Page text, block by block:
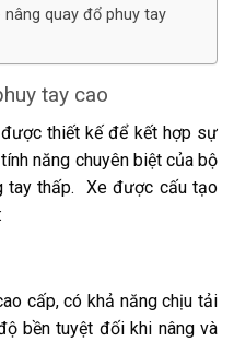
quay đổ phuy tay
tay cao
thiết kế để kết hợp sự
năng chuyên biệt của bộ
tay thấp. Xe được cấu tạo
cấp, có khả năng chịu tải
bền tuyệt đối khi nâng và